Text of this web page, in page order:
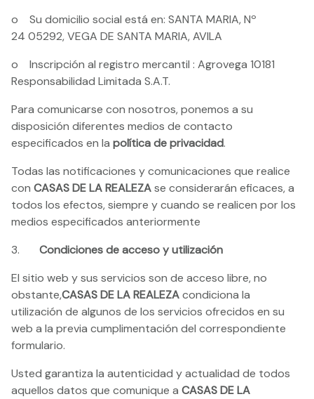
o Su domicilio social está en: SANTA MARIA, Nº
24 05292, VEGA DE SANTA MARIA, AVILA
o Inscripción al registro mercantil : Agrovega 10181
Responsabilidad Limitada S.A.T.
Para comunicarse con nosotros, ponemos a su
disposición diferentes medios de contacto
especificados en la política de privacidad.
Todas las notificaciones y comunicaciones que realice
con CASAS DE LA REALEZAse considerarán eficaces, a
todos los efectos, siempre y cuando se realicen por los
medios especificados anteriormente
3. Condiciones de acceso y utilización
El sitio web y sus servicios son de acceso libre, no
obstante,CASAS DE LA REALEZAcondiciona la
utilización de algunos de los servicios ofrecidos en su
web a la previa cumplimentación del correspondiente
formulario.
Usted garantiza la autenticidad y actualidad de todos
aquellos datos que comunique a CASAS DE LA